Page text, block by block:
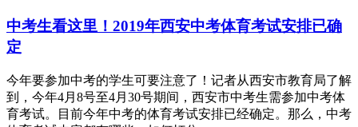
中考生看这里！2019年西安中考体育考试安排已确
定
今年要参加中考的学生可要注意了！记者从西安市教育局了解
到，今年4月8号至4月30号期间，西安市中考生需参加中考体
育考试。目前今年中考的体育考试安排已经确定。那么，中考